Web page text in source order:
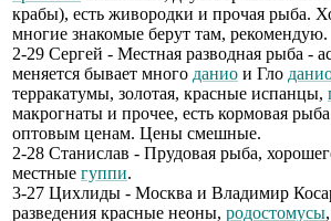
крабы), есть живородки и прочая рыба.
многие знакомые берут там, рекомендую.
2-29 Сергей - Местная разводная рыба -
меняется бывает много данио и Гло
терракатумы, золотая, красные испанцы,
макрогнаты и прочее, есть кормовая
оптовым ценам. Цены смешные.
2-28 Станислав - Прудовая рыба,
местные гуппи.
3-27 Цихлиды - Москва и Владимир
разведения красные неоны, родостомусы